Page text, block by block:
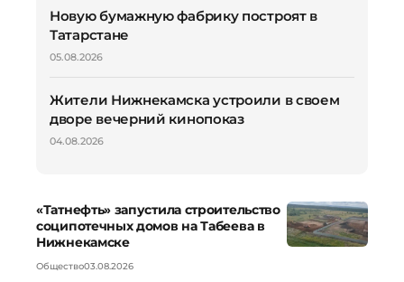
Новую бумажную фабрику построят в
Татарстане
05.08.2026
Жители Нижнекамска устроили в своем
дворе вечерний кинопоказ
04.08.2026
«Татнефть» запустила строительство
соципотечных домов на Табеева в
Нижнекамске
Общество03.08.2026